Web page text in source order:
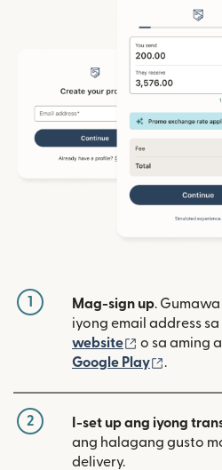
1 Mag-sign up.
iyong email address
website
(bubukas
o sa aming
Google Play
.
2 I-set up ang iyong
ang halagang gusto
delivery.